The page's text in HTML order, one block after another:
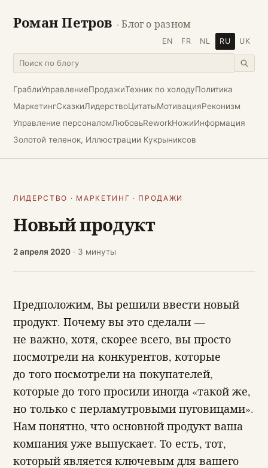
Роман Петров · Блог о разном
EN FR NL RU UK
ГраблиУправлениеПродажиТехник по холодуПолитика
МаркетингСказкиЛидерствоЦитатыМотивацияРеконизм
Управление персоналомЛюбовьReworkНожиИнформация
Золотой теленок, Иллюстрации Кукрыниксов
ЛИДЕРСТВО · МАРКЕТИНГ · ПРОДАЖИ
Новый продукт
2 апреля 2020 · 3 минуты
Предположим, Вы решили ввести новый
продукт. Почему вы это сделали —
не важно, хотя, скорее всего, вы просто
посмотрели на конкурентов, которые
до того посмотрели на покупателей,
которые до того просили иногда «такой же,
но только с перламутровыми пуговицами».
Нам понятно, что основной продукт ваша
компания уже выпускает. То есть, тот,
который является ключевым для вашего